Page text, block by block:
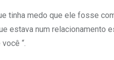
tinha medo que ele fosse
estava num relacionamento
“.